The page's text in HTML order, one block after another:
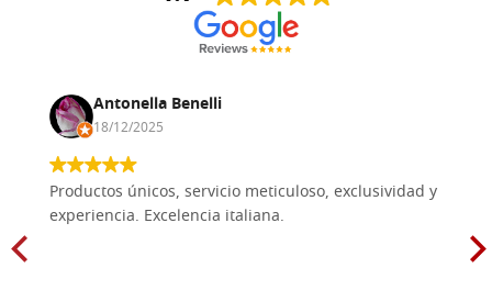
Antonella Benelli
18/12/2025
Productos únicos, servicio meticuloso, exclusividad y
experiencia. Excelencia italiana.